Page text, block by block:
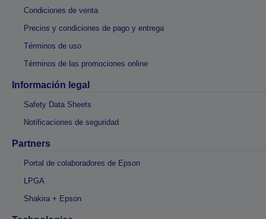
Condiciones de venta
Precios y condiciones de pago y entrega
Términos de uso
Términos de las promociones online
Información legal
Safety Data Sheets
Notificaciones de seguridad
Partners
Portal de colaboradores de Epson
LPGA
Shakira + Epson